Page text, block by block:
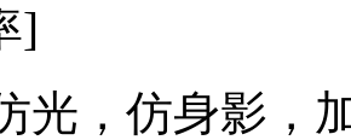
]
光，仿身影，